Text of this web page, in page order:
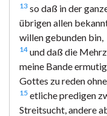
13 so daß in der
übrigen allen
willen gebunden bin,
14 und daß die
meine Bande
Gottes zu reden
15 etliche predigen
Streitsucht, andere